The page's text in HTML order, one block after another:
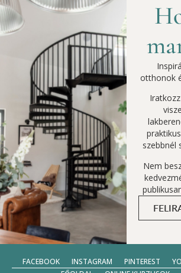
otthonok
szebbnél
Nem
FACEBOOK INSTAGRAM PINTEREST